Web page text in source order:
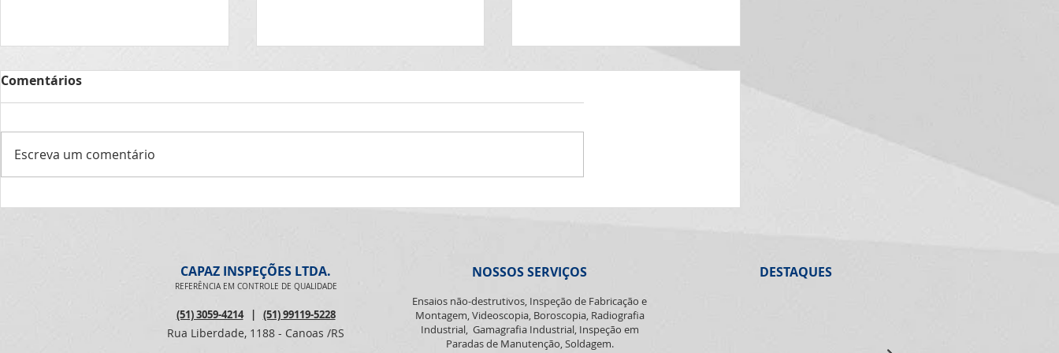
Pesquisa de clima
Aniversariantes de junho
02 - Roberto Inocêncio 04 - Iago
27 - Paulo Moura
Comentários
Escreva um comentário
CAPAZ INSPEÇÕES LTDA.
REFERÊNCIA EM CONTROLE DE QUALIDADE
(51) 3059-4214| (51) 99119-5228
Rua Liberdade, 1188 - Canoas /RS
NOSSOS SERVIÇOS
Ensaios não-destrutivos, Inspeção de Fabricação e
Montagem, Videoscopia, Boroscopia, Radiografia
Industrial, Gamagrafia Industrial, Inspeção em
Paradas de Manutenção, Soldagem.
DESTAQUES